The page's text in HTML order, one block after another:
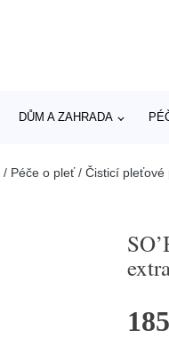
DŮM A ZAHRADA
/ Péče o pleť/ Čisticí pleťové